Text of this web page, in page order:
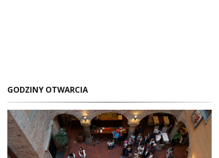
GODZINY OTWARCIA